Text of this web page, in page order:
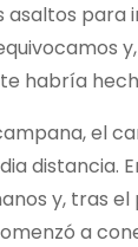
asaltos
habría
el
distancia.
y, tras
a